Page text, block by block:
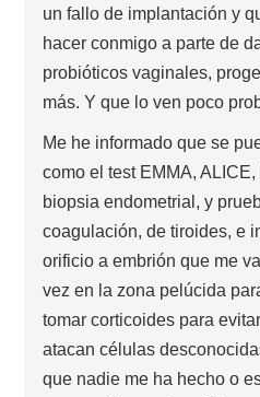
un fallo de implantación y
hacer conmigo a parte de
probióticos vaginales,
más. Y que lo ven poco
Me he informado que se
como el test EMMA,
biopsia endometrial, y
coagulación, de tiroides, e
orificio a embrión que me
vez en la zona pelúcida
tomar corticoides para
atacan células
que nadie me ha hecho o